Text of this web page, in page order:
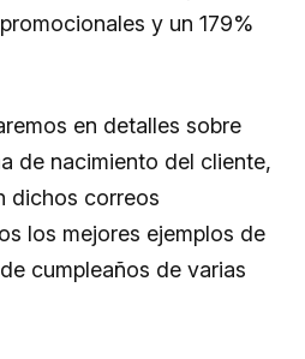
y un 179%
en detalles sobre
de nacimiento del cliente,
dichos correos
los mejores ejemplos de
cumpleaños de varias